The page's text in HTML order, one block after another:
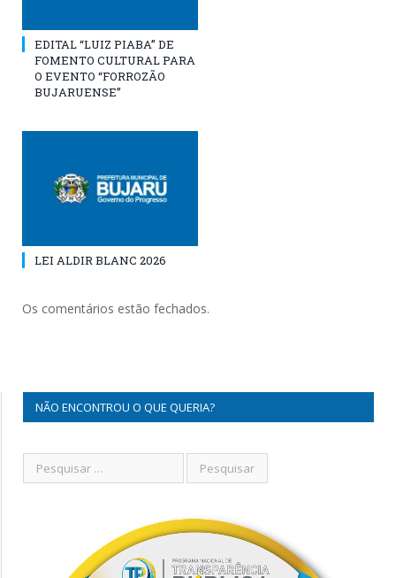
EDITAL “LUIZ PIABA” DE
FOMENTO CULTURAL PARA
O EVENTO “FORROZÃO
BUJARUENSE”
LEI ALDIR BLANC 2026
Os comentários estão fechados.
NÃO ENCONTROU O QUE QUERIA?